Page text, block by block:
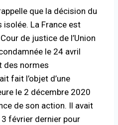
que la décision du
isolée. La France est
de justice de l’Union
le 24 avril
des normes
fait l’objet d’une
le 2 décembre 2020
de son action. Il avait
février dernier pour